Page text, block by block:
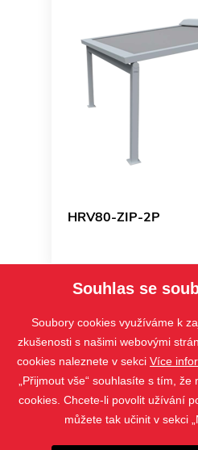
HRV80-ZIP-2P
PRODUKTY
Souhlas se
Soubory cookies využíváme k
zkušenosti s našimi webovými
cookies naleznete v sekci Více
„Přijmout vše“ souhlasíte s tím,
cookies. Chcete-li povolit užívání
můžete tak učinit v sekci